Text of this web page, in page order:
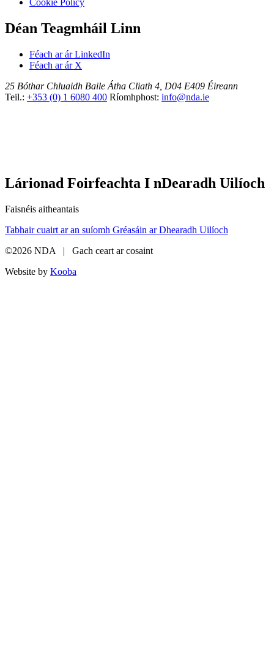
Déan Teagmháil Linn
Féach ar ár LinkedIn
Féach ar ár X
25 Bóthar Chluaidh Baile Átha Cliath 4, D04 E409 Éireann
Teil.: +353 (0) 1 6080 400 Ríomhphost: info@nda.ie
Lárionad Foirfeachta I nDearadh Uilíoch
Faisnéis aitheantais
Tabhair cuairt ar an suíomh Gréasáin ar Dhearadh Uilíoch
©2026 NDA | Gach ceart ar cosaint
Website by Kooba